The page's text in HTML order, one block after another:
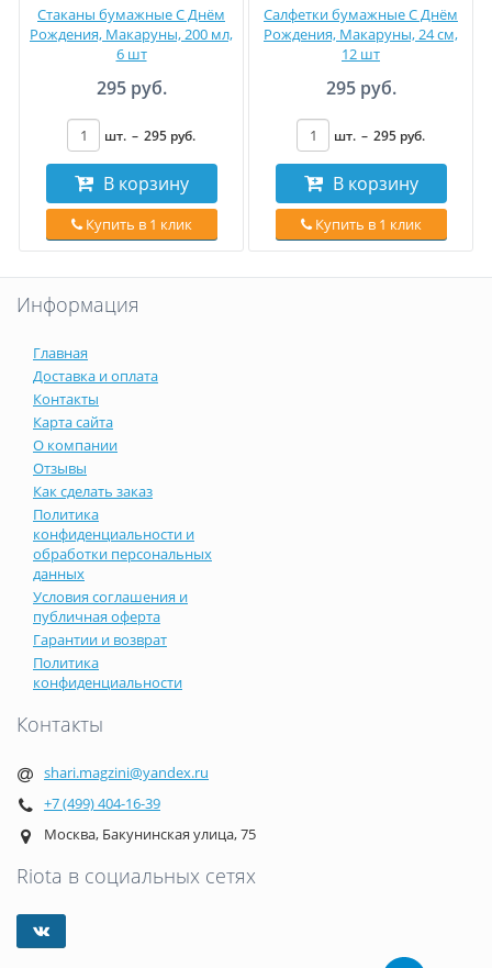
Стаканы бумажные С Днём
Рождения, Макаруны, 200 мл,
6 шт
295 руб.
шт. – 295 руб.
В корзину
Купить в 1 клик
Салфетки бумажные С Днём
Рождения, Макаруны, 24 см,
12 шт
295 руб.
шт. – 295 руб.
В корзину
Купить в 1 клик
Информация
Главная
Доставка и оплата
Контакты
Карта сайта
О компании
Отзывы
Как сделать заказ
Политика
конфиденциальности и
обработки персональных
данных
Условия соглашения и
публичная оферта
Гарантии и возврат
Политика
конфиденциальности
Контакты
shari.magzini@yandex.ru
+7 (499) 404-16-39
Москва, Бакунинская улица, 75
Riota в социальных сетях